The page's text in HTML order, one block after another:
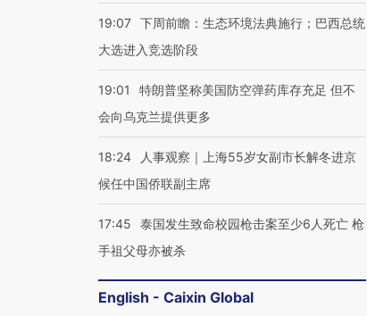
19:07 下周前瞻：生态环境法典施行；巴西总统
大选进入竞选阶段
19:01
特朗普坚称美国防空弹药库存充足 但不
会向乌克兰提供更多
18:24
人事观察｜上海55岁女副市长解冬进京
候任中国侨联副主席
17:45
泰国发生致命校园枪击案至少6人死亡 枪
手祖父母亦被杀
English - Caixin Global